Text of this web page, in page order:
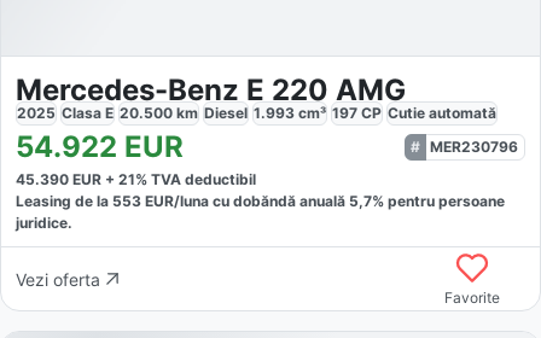
Mercedes-Benz E 220 AMG
2025 Clasa E 20.500 km Diesel 1.993 cm³ 197 CP Cutie automată
54.922 EUR
MER230796
45.390 EUR + 21% TVA deductibil
Leasing de la 553 EUR/luna cu dobăndă anuală 5,7% pentru persoane
juridice.
Vezi oferta
Favorite